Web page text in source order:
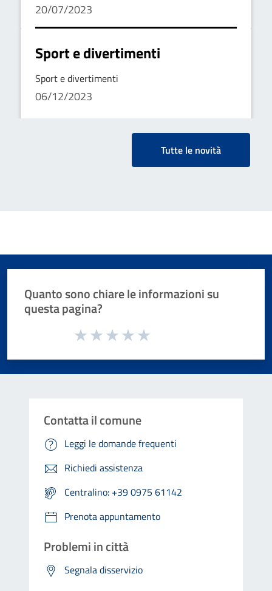
20/07/2023
Sport e divertimenti
Sport e divertimenti
06/12/2023
Tutte le novità
Quanto sono chiare le informazioni su
questa pagina?
Valuta da 1 a 5 stelle la pagina
Contatta il comune
Leggi le domande frequenti
Richiedi assistenza
Centralino: +39 0975 61142
Prenota appuntamento
Problemi in città
Segnala disservizio